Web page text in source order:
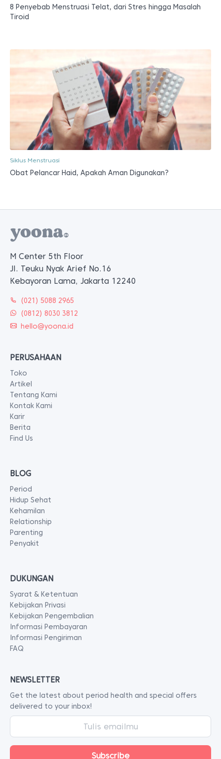
8 Penyebab Menstruasi Telat, dari Stres hingga Masalah
Tiroid
Siklus Menstruasi
Obat Pelancar Haid, Apakah Aman Digunakan?
M Center 5th Floor
Jl. Teuku Nyak Arief No.16
Kebayoran Lama, Jakarta 12240
(021) 5088 2965
(0812) 8030 3812
hello@yoona.id
PERUSAHAAN
Toko
Artikel
Tentang Kami
Kontak Kami
Karir
Berita
Find Us
BLOG
Period
Hidup Sehat
Kehamilan
Relationship
Parenting
Penyakit
DUKUNGAN
Syarat & Ketentuan
Kebijakan Privasi
Kebijakan Pengembalian
Informasi Pembayaran
Informasi Pengiriman
FAQ
NEWSLETTER
Get the latest about period health and special offers
delivered to your inbox!